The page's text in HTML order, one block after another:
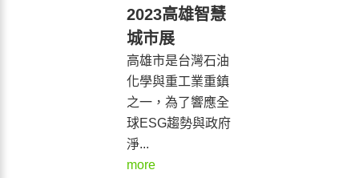
2023高雄智慧
城市展
高雄市是台灣石油
化學與重工業重鎮
之一，為了響應全
球ESG趨勢與政府
淨...
more